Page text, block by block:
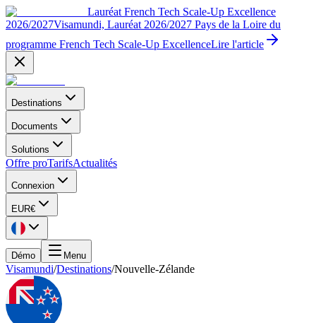
Lauréat French Tech Scale-Up Excellence
2026/2027Visamundi, Lauréat 2026/2027 Pays de la Loire du
programme French Tech Scale-Up ExcellenceLire l'article
Destinations
Documents
Solutions
Offre proTarifsActualités
Connexion
EUR€
Démo Menu
Visamundi/Destinations/Nouvelle-Zélande